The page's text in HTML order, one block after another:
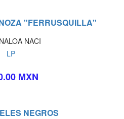
"FERRUSQUILLA"
NACI
LP
MXN
NEGROS